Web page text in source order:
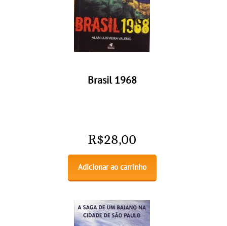
Brasil 1968
R$28,00
Adicionar ao carrinho